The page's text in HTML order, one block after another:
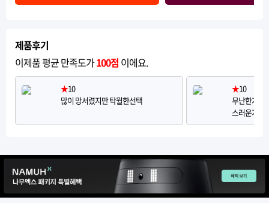
제품후기
이제품 평균 만족도가100점 이에요.
★10
많이 망서렸지만 탁월한선택
★10
무난한거만
스러운가